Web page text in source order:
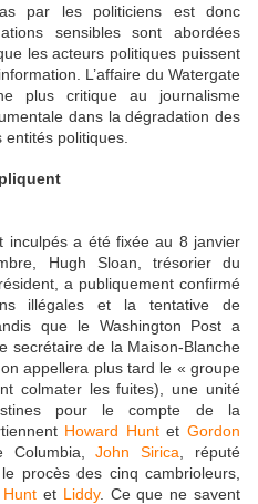
par les politiciens est donc
sensibles sont abordées
les acteurs politiques puissent
L’affaire du Watergate
plus critique au journalisme
dans la dégradation des
politiques.
inculpés a été fixée au 8 janvier
Hugh Sloan, trésorier du
a publiquement confirmé
illégales et la tentative de
que le Washington Post a
secrétaire de la Maison-Blanche
appellera plus tard le « groupe
colmater les fuites), une unité
pour le compte de la
Howard HuntetGordon
Columbia,John Sirica , réputé
procès des cinq cambrioleurs,
Hunt et Liddy. Ce que ne savent